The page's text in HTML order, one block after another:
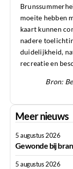
moeite hebben
kaart kunnen
nadere
duidelijkheid,
recreatie en
Bron:
Meer nieuws
5 augustus 2026
Gewonde bij
5 augustus 2026